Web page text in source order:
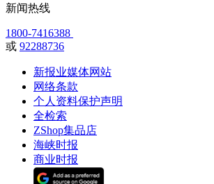
新闻热线
1800-7416388
或 92288736
新报业媒体网站
网络条款
个人资料保护声明
全检索
ZShop集品店
海峡时报
商业时报